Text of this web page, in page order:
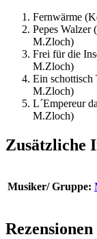
Fernwärme
Pepes Walzer
M.Zloch)
Frei für die
M.Zloch)
Ein
M.Zloch)
L´Empereur
M.Zloch)
Zusätzliche
Musiker/ Gruppe:
Rezensionen